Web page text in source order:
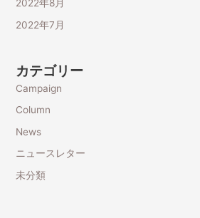
2022年8月
2022年7月
カテゴリー
Campaign
Column
News
ニュースレター
未分類